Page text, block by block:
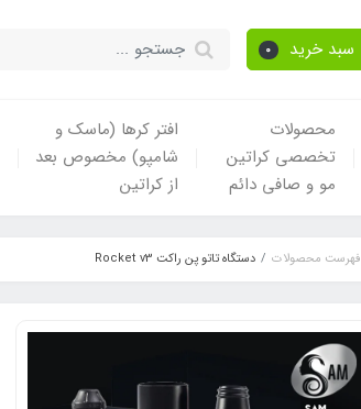
سبد خرید 0
محصولات
تخصصی کراتین
مو و صافی دائم
افتر کرها (ماسک و
شامپو) مخصوص بعد
از کراتین
فهرست محصولات دستگاه تاتو پن راکت Rocket v3